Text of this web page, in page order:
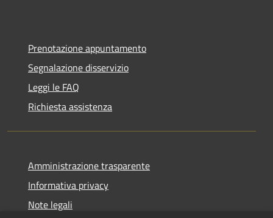
Prenotazione appuntamento
Segnalazione disservizio
Leggi le FAQ
Richiesta assistenza
Amministrazione trasparente
Informativa privacy
Note legali